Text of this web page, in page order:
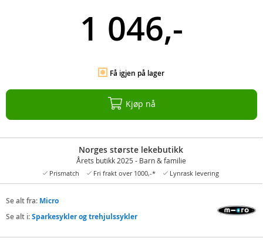
1 046,-
Få igjen på lager
Kjøp nå
Norges største lekebutikk
Årets butikk 2025 - Barn & familie
Prismatch Fri frakt over 1000,-* Lynrask levering
Se alt fra: Micro
Se alt i:Sparkesykler og trehjulssykler